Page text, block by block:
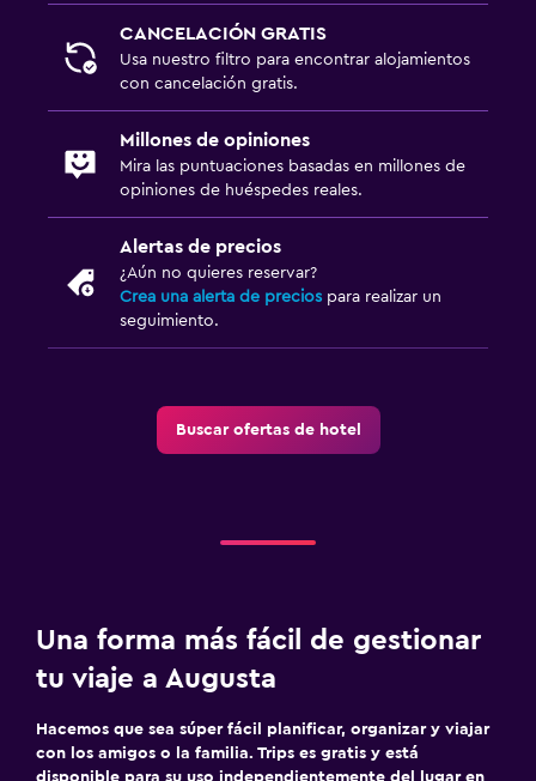
CANCELACIÓN GRATIS
Usa nuestro filtro para encontrar alojamientos
con cancelación gratis.
Millones de opiniones
Mira las puntuaciones basadas en millones de
opiniones de huéspedes reales.
Alertas de precios
¿Aún no quieres reservar?
Crea una alerta de precios para realizar un
seguimiento.
Buscar ofertas de hotel
Una forma más fácil de gestionar
tu viaje a Augusta
Hacemos que sea súper fácil planificar, organizar y viajar
con los amigos o la familia. Trips es gratis y está
disponible para su uso independientemente del lugar en